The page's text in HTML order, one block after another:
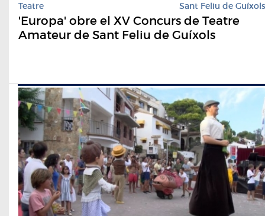
Teatre Sant Feliu de Guíxols
'Europa' obre el XV Concurs de Teatre
Amateur de Sant Feliu de Guíxols